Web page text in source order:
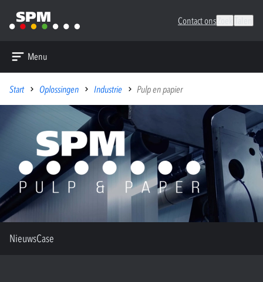
Contact ons
Menu
Start Oplossingen Industrie Pulp en papier
NieuwsCase